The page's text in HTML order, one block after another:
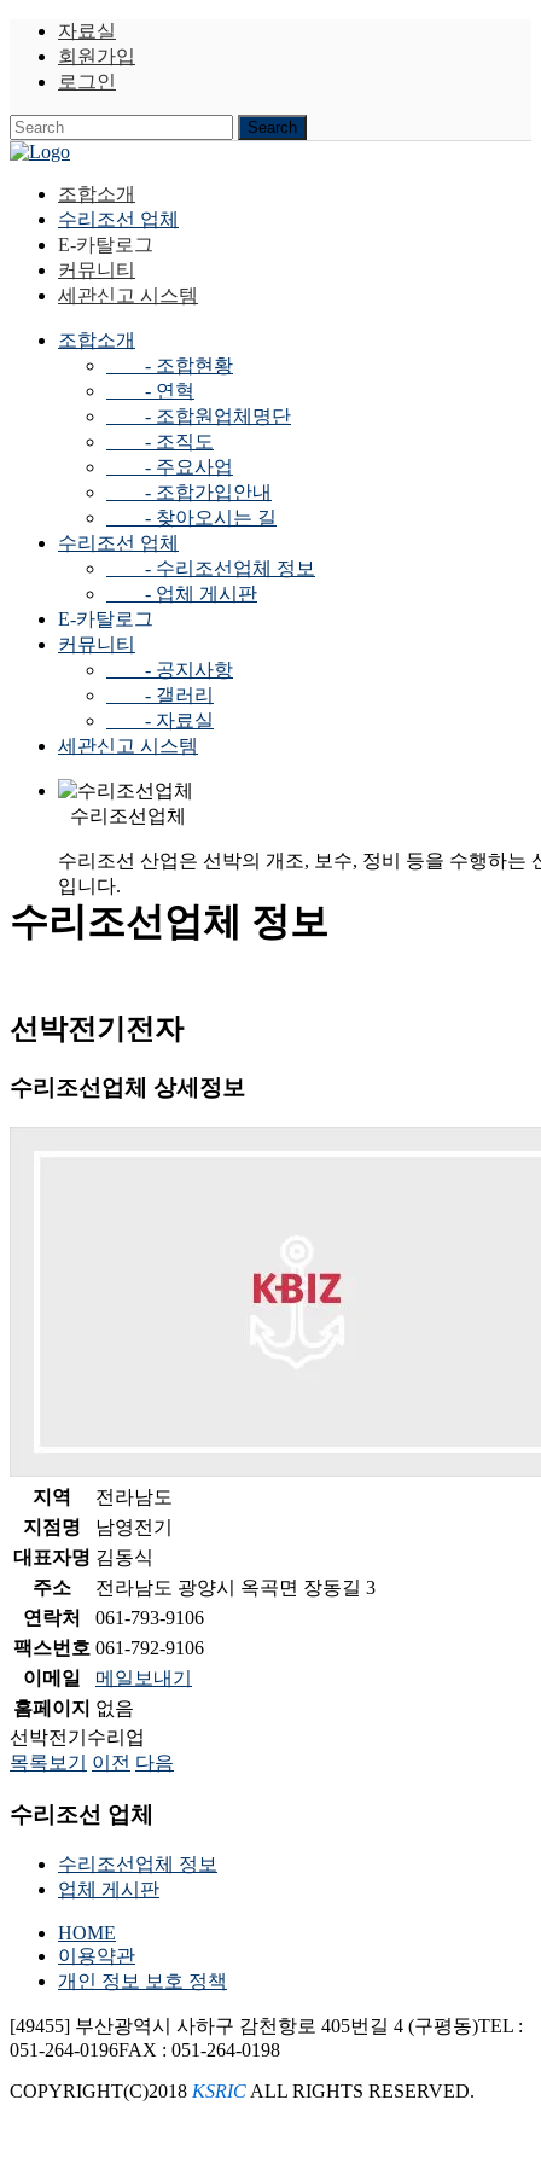
자료실
회원가입
로그인
조합소개
수리조선 업체
E-카탈로그
커뮤니티
세관신고 시스템
조합소개
- 조합현황
- 연혁
- 조합원업체명단
- 조직도
- 주요사업
- 조합가입안내
- 찾아오시는 길
수리조선 업체
- 수리조선업체 정보
- 업체 게시판
E-카탈로그
커뮤니티
- 공지사항
- 갤러리
- 자료실
세관신고 시스템
수리조선업체
수리조선 산업은 선박의 개조, 보수, 정비 등을 수행하는
입니다.
수리조선업체 정보
선박전기전자
수리조선업체 상세정보
지역
전라남도
지점명
남영전기
대표자명 김동식
주소
전라남도 광양시 옥곡면 장동길 3
연락처
061-793-9106
팩스번호 061-792-9106
이메일
메일보내기
홈페이지 없음
선박전기수리업
목록보기
이전 다음
수리조선 업체
수리조선업체 정보
업체 게시판
HOME
이용약관
개인 정보 보호 정책
[49455] 부산광역시 사하구 감천항로 405번길 4 (구평동)TEL :
051-264-0196FAX : 051-264-0198
COPYRIGHT(C)2018 KSRIC ALL RIGHTS RESERVED.